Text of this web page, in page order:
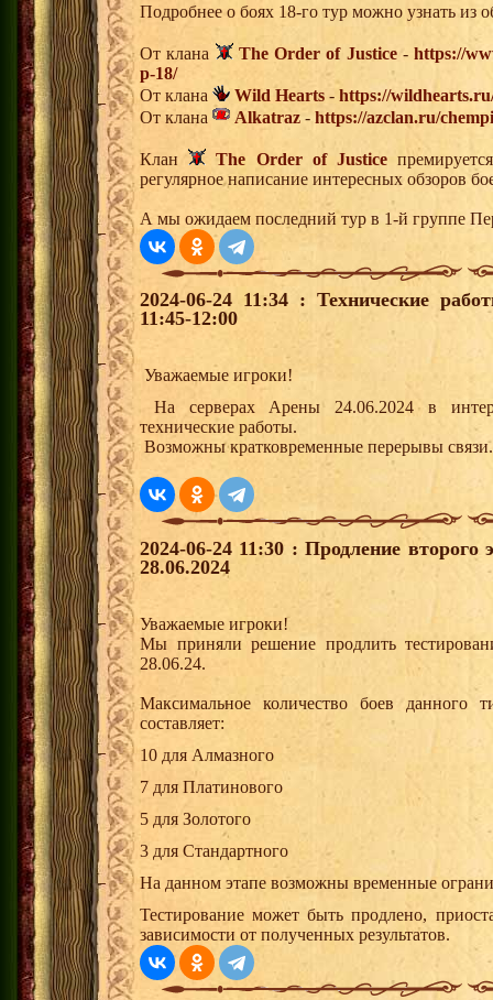
Подробнее о боях 18-го тур можно узнать из
От клана The Order of Justice- https://
p-18/
От клана
Wild Hearts - https://
От клана
Alkatraz - https://azclan.ru/
Клан The Order of Justice
регулярное написание интересных обзоров
А мы ожидаем последний тур в 1-й группе
2024-06-24 11:34 : Технические
11:45-12:00
Уважаемые игроки!
На серверах Арены 24.06.2024 в
технические работы.
Возможны кратковременные перерывы связи.
2024-06-24 11:30 : Продление
28.06.2024
Уважаемые игроки!
Мы приняли решение продлить
28.06.24.
Максимальное количество боев данного
составляет:
10 для Алмазного
7 для Платинового
5 для Золотого
3 для Стандартного
На данном этапе возможны временные
Тестирование может быть продлено,
зависимости от полученных результатов.